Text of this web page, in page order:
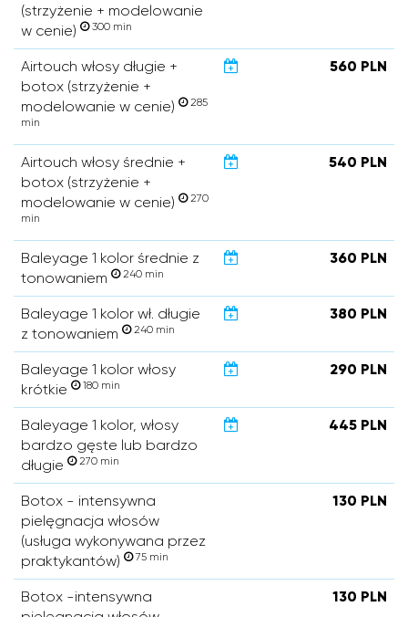
(strzyżenie + modelowanie
w cenie)
300 min
Airtouch włosy długie +
botox (strzyżenie +
modelowanie w cenie)
285
min
560 PLN
Airtouch włosy średnie +
botox (strzyżenie +
modelowanie w cenie)
270
min
540 PLN
Baleyage 1 kolor średnie z
tonowaniem
240 min
360 PLN
Baleyage 1 kolor wł. długie
z tonowaniem
240 min
380 PLN
Baleyage 1 kolor włosy
krótkie
180 min
290 PLN
Baleyage 1 kolor, włosy
bardzo gęste lub bardzo
długie
270 min
445 PLN
Botox - intensywna
pielęgnacja włosów
(usługa wykonywana przez
praktykantów)
75 min
130 PLN
Botox -intensywna
130 PLN